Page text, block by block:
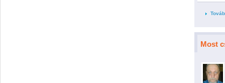
Most